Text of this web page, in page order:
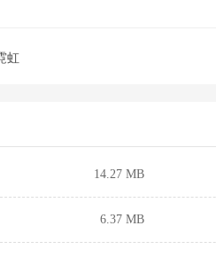
14.27 MB
6.37 MB